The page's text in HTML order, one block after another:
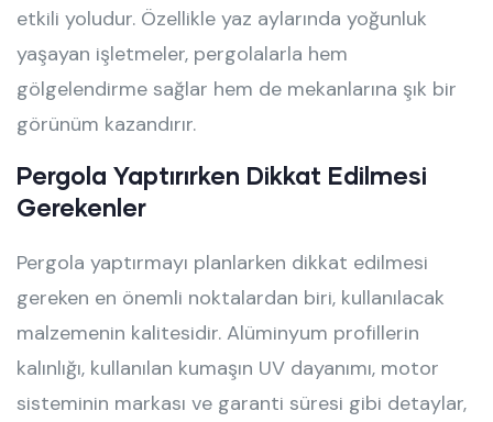
etkili yoludur. Özellikle yaz aylarında yoğunluk
yaşayan işletmeler, pergolalarla hem
gölgelendirme sağlar hem de mekanlarına şık bir
görünüm kazandırır.
Pergola Yaptırırken Dikkat Edilmesi
Gerekenler
Pergola yaptırmayı planlarken dikkat edilmesi
gereken en önemli noktalardan biri, kullanılacak
malzemenin kalitesidir. Alüminyum profillerin
kalınlığı, kullanılan kumaşın UV dayanımı, motor
sisteminin markası ve garanti süresi gibi detaylar,